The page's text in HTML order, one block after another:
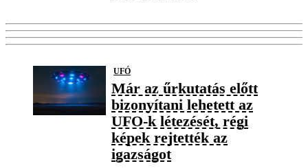
UFÓ
Már az űrkutatás előtt
bizonyítani lehetett az
UFO-k létezését, régi
képek rejtették az
igazságot